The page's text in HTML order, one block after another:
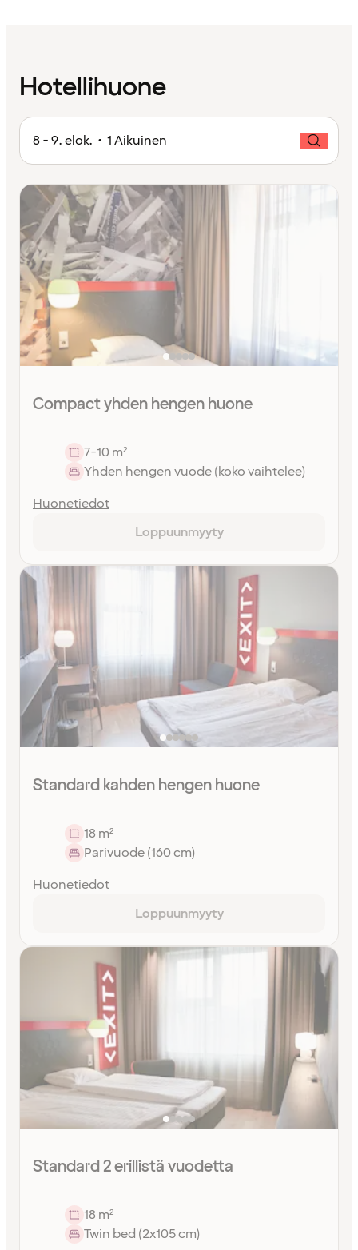
Hotellihuone
8 - 9. elok. • 1 Aikuinen
Compact yhden hengen huone
7-10 m²
Yhden hengen vuode (koko vaihtelee)
Huonetiedot
Loppuunmyyty
Standard kahden hengen huone
18 m²
Parivuode (160 cm)
Huonetiedot
Loppuunmyyty
Standard 2 erillistä vuodetta
18 m²
Twin bed (2x105 cm)